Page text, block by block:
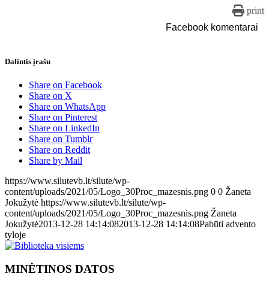
print
Facebook komentarai
Dalintis įrašu
Share on Facebook
Share on X
Share on WhatsApp
Share on Pinterest
Share on LinkedIn
Share on Tumblr
Share on Reddit
Share by Mail
https://www.silutevb.lt/silute/wp-
content/uploads/2021/05/Logo_30Proc_mazesnis.png 0 0 Žaneta
Jokužytė https://www.silutevb.lt/silute/wp-
content/uploads/2021/05/Logo_30Proc_mazesnis.png Žaneta
Jokužytė2013-12-28 14:14:082013-12-28 14:14:08Pabūti advento
tyloje
MINĖTINOS DATOS